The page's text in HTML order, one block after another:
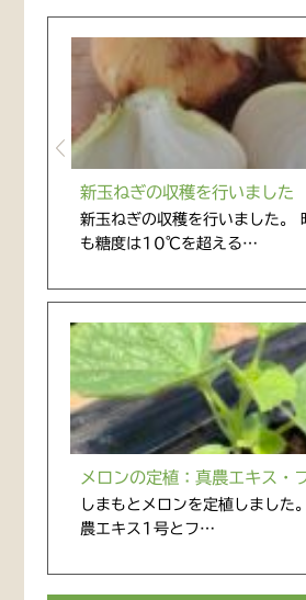
新玉ねぎの収穫を行いました
新玉ねぎの収穫を行いました。
も糖度は10℃を超える…
メロンの定植：真農エキス・
しまもとメロンを定植しました
農エキス1号とフ…